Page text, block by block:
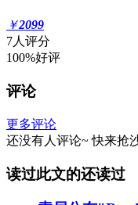
￥2099
7人评分
100%好评
评论
更多评论
还没有人评论~ 快来抢
读过此文的还读过